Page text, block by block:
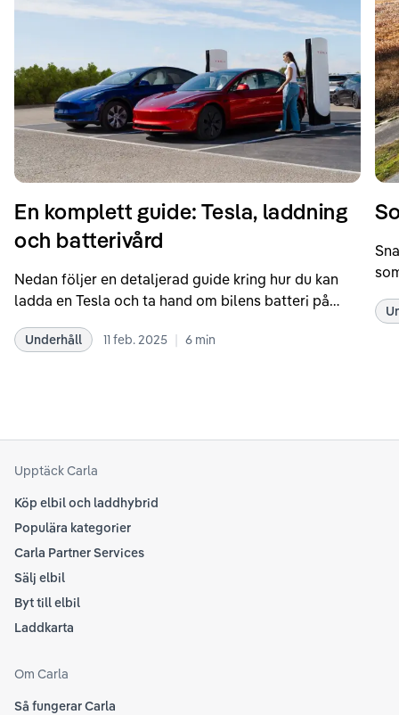
En komplett guide: Tesla, laddning
och batterivård
Nedan följer en detaljerad guide kring hur du kan
ladda en Tesla och ta hand om bilens batteri på
rekommendationer samt våra egna erfarenheter
Underhåll 11 feb. 2025 | 6 min
att
Upptäck Carla
Köp elbil och laddhybrid
Populära kategorier
Carla Partner Services
Sälj elbil
Byt till elbil
Laddkarta
Om Carla
Så fungerar Carla